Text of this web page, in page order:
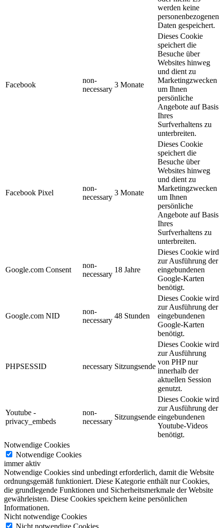
werden keine
personenbezogenen
Daten gespeichert.
Facebook
non-
necessary
3 Monate
Dieses Cookie
speichert die
Besuche über
Websites hinweg
und dient zu
Marketingzwecken
um Ihnen
persönliche
Angebote auf Basis
Ihres
Surfverhaltens zu
unterbreiten.
Facebook Pixel
non-
necessary
3 Monate
Dieses Cookie
speichert die
Besuche über
Websites hinweg
und dient zu
Marketingzwecken
um Ihnen
persönliche
Angebote auf Basis
Ihres
Surfverhaltens zu
unterbreiten.
Google.com Consent
non-
necessary
18 Jahre
Dieses Cookie wird
zur Ausführung der
eingebundenen
Google-Karten
benötigt.
Google.com NID
non-
necessary
48 Stunden
Dieses Cookie wird
zur Ausführung der
eingebundenen
Google-Karten
benötigt.
PHPSESSID necessary Sitzungsende
Dieses Cookie wird
zur Ausführung
von PHP nur
innerhalb der
aktuellen Session
genutzt.
Youtube -
privacy_embeds
non-
necessary
Sitzungsende
Dieses Cookie wird
zur Ausführung der
eingebundenen
Youtube-Videos
benötigt.
Notwendige Cookies
Notwendige Cookies
immer aktiv
Notwendige Cookies sind unbedingt erforderlich, damit die Website
ordnungsgemäß funktioniert. Diese Kategorie enthält nur Cookies,
die grundlegende Funktionen und Sicherheitsmerkmale der Website
gewährleisten. Diese Cookies speichern keine persönlichen
Informationen.
Nicht notwendige Cookies
Nicht notwendige Cookies